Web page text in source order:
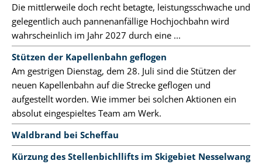
Die mittlerweile doch recht betagte, leistungsschwache und
gelegentlich auch pannenanfällige Hochjochbahn wird
wahrscheinlich im Jahr 2027 durch eine ...
Stützen der Kapellenbahn geflogen
Am gestrigen Dienstag, dem 28. Juli sind die Stützen der
neuen Kapellenbahn auf die Strecke geflogen und
aufgestellt worden. Wie immer bei solchen Aktionen ein
absolut eingespieltes Team am Werk.
Waldbrand bei Scheffau
Kürzung des Stellenbichllifts im Skigebiet Nesselwang